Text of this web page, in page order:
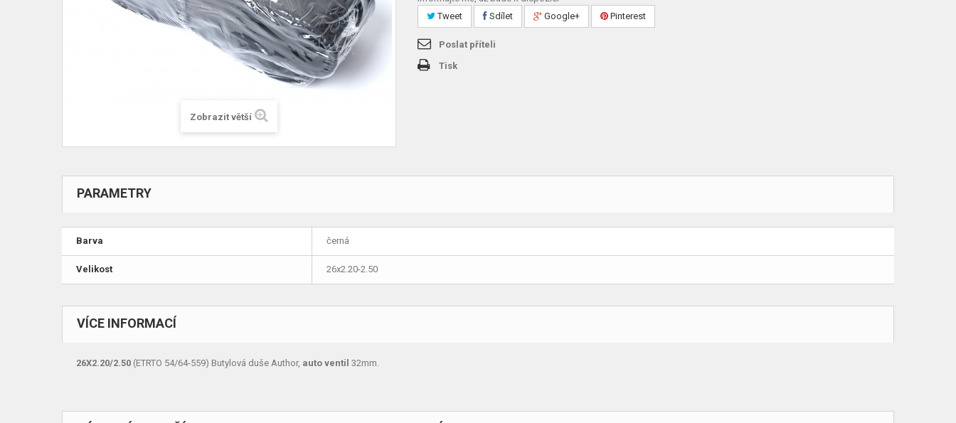
Zobrazit větší
Tweet
Sdílet Google+ Pinterest
Poslat příteli
Tisk
PARAMETRY
Barva černá
Velikost 26x2.20-2.50
VÍCE INFORMACÍ
26X2.20/2.50 (ETRTO 54/64-559) Butylová duše Author, auto ventil 32mm.